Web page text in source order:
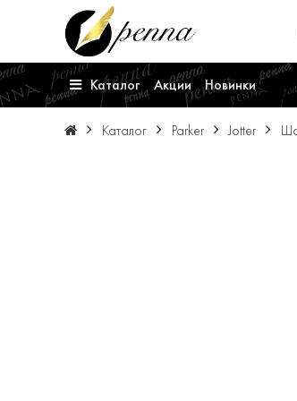
Каталог Акции Новинки
Каталог Parker Jotter